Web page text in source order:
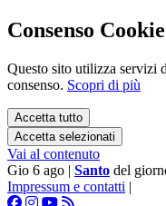
Consenso Cookie
Questo sito utilizza servizi
consenso. Scopri di più
Accetta tutto
Accetta selezionati
Vai al contenuto
Gio 6 ago | Santo del
Impressum e contatti |